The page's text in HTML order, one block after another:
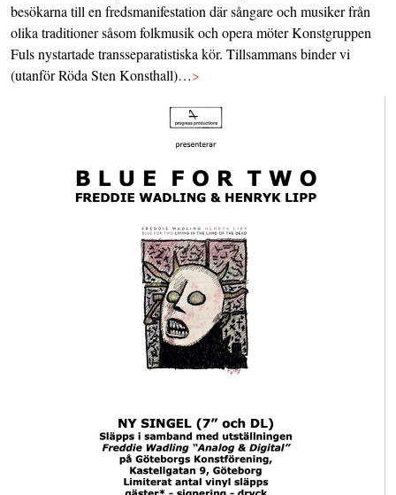
besökarna till en fredsmanifestation där sångare och musiker från
olika traditioner såsom folkmusik och opera möter Konstgruppen
Fuls nystartade transseparatistiska kör. Tillsammans binder vi
(utanför Röda Sten Konsthall)…>